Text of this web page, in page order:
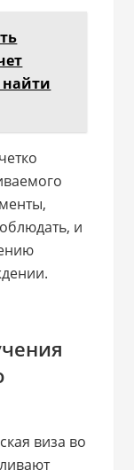
и
виза во